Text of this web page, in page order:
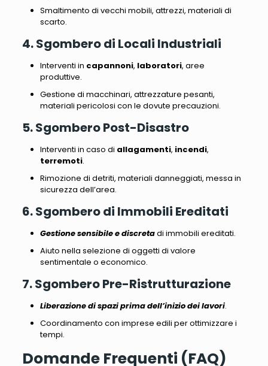
Smaltimento di vecchi mobili, attrezzi, materiali di
scarto.
4. Sgombero di Locali Industriali
Interventi in capannoni, laboratori, aree
produttive.
Gestione di macchinari, attrezzature pesanti,
materiali pericolosi con le dovute precauzioni.
5. Sgombero Post-Disastro
Interventi in caso di allagamenti, incendi,
terremoti.
Rimozione di detriti, materiali danneggiati, messa in
sicurezza dell’area.
6. Sgombero di Immobili Ereditati
Gestione sensibile e discretadi immobili ereditati.
Aiuto nella selezione di oggetti di valore
sentimentale o economico.
7. Sgombero Pre-Ristrutturazione
Liberazione di spazi prima dell’inizio dei lavori.
Coordinamento con imprese edili per ottimizzare i
tempi.
Domande Frequenti (FAQ)